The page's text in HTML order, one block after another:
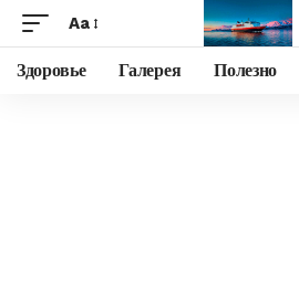
Aa
Здоровье Галерея Полезно